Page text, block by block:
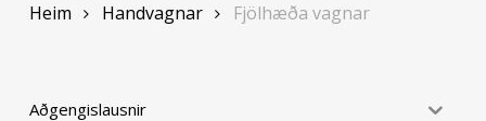
Heim Handvagnar Fjölhæða vagnar
Aðgengislausnir